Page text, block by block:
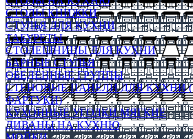
СТОЛЫ КНИЖКИ
СТУЛЬЯ ДЛЯ КУХНИ
ТАБУРЕТЫ
СТОЛЕШНИЦЫ ДЛЯ КУХНИ
БАРНЫЕ СТУЛЬЯ
ОБЕДЕННЫЕ ГРУППЫ
СТЕНОВЫЕ ПАНЕЛИ ДЛЯ КУХНИ
ФАРТУКИ)
КУХОННЫЕ УГОЛКИ МЯГКИЕ
ДИВАНЫ НА КУХНЮ